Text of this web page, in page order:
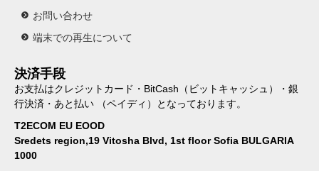
お問い合わせ
端末での再生について
決済手段
お支払はクレジットカード・BitCash（ビットキャッシュ）・銀
行決済・あと払い （ペイディ）となっております。
T2ECOM EU EOOD
Sredets region,19 Vitosha Blvd, 1st floor Sofia BULGARIA
1000